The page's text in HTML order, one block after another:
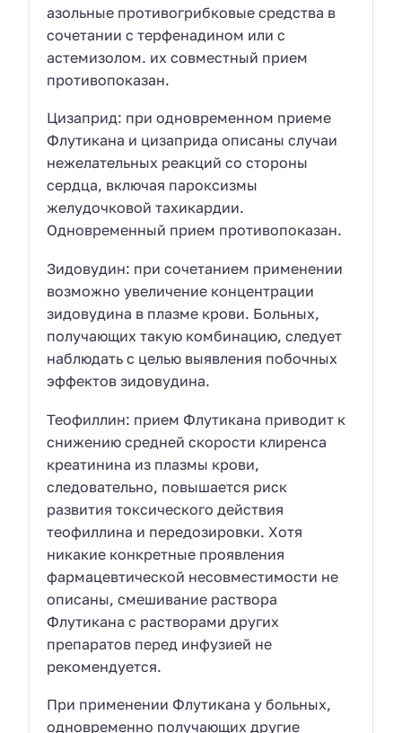
азольные противогрибковые средства в
сочетании с терфенадином или с
астемизолом. их совместный прием
противопоказан.
Цизаприд: при одновременном приеме
Флутикана и цизаприда описаны случаи
нежелательных реакций со стороны
сердца, включая пароксизмы
желудочковой тахикардии.
Одновременный прием противопоказан.
Зидовудин: при сочетанием применении
возможно увеличение концентрации
зидовудина в плазме крови. Больных,
получающих такую комбинацию, следует
наблюдать с целью выявления побочных
эффектов зидовудина.
Теофиллин: прием Флутикана приводит к
снижению средней скорости клиренса
креатинина из плазмы крови,
следовательно, повышается риск
развития токсического действия
теофиллина и передозировки. Хотя
никакие конкретные проявления
фармацевтической несовместимости не
описаны, смешивание раствора
Флутикана с растворами других
препаратов перед инфузией не
рекомендуется.
При применении Флутикана у больных,
одновременно получающих другие